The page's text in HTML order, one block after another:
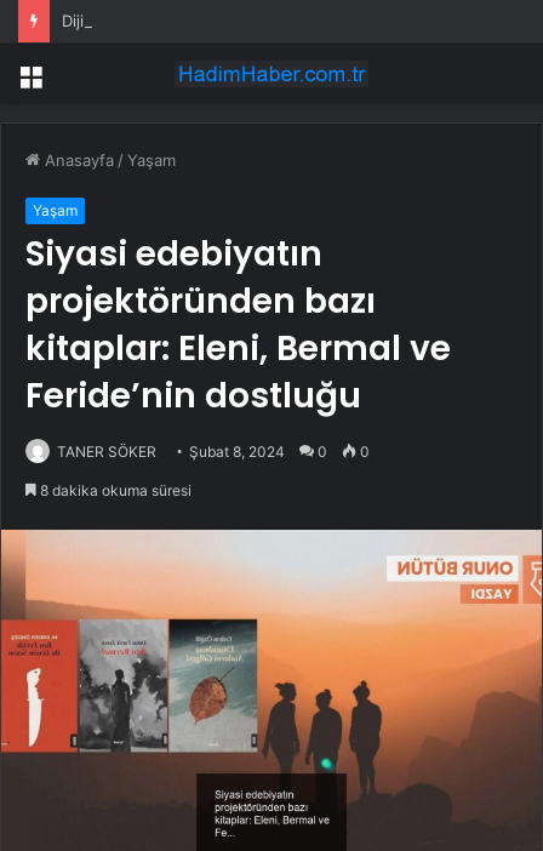
Menü
Anasayfa /Yaşam
Yaşam
Siyasi edebiyatın
projektöründen bazı
kitaplar: Eleni, Bermal ve
Feride’nin dostluğu
TANER SÖKER Şubat 8, 2024 0 0
8 dakika okuma süresi